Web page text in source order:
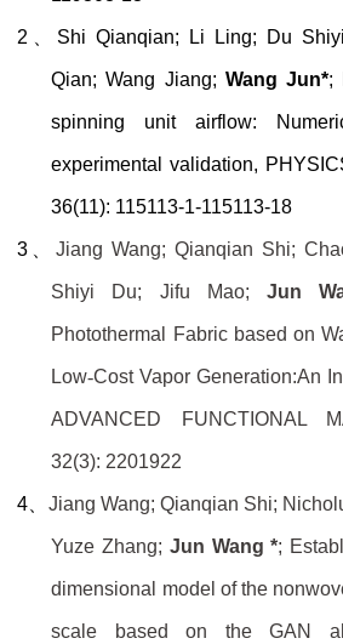
2、 Shi Qianqian; Li Ling; Du
Qian; Wang Jiang; Wang Jun*;
spinning unit airflow:
experimental validation,
36(11): 115113-1-115113-18
3、 Jiang Wang; Qianqian Shi;
Shiyi Du; Jifu Mao; Jun
Photothermal Fabric based on
Low‐Cost Vapor Generation:An
ADVANCED FUNCTIONAL
32(3): 2201922
4、 Jiang Wang; Qianqian Shi;
Yuze Zhang; Jun Wang *;
dimensional model of the
scale based on the GAN